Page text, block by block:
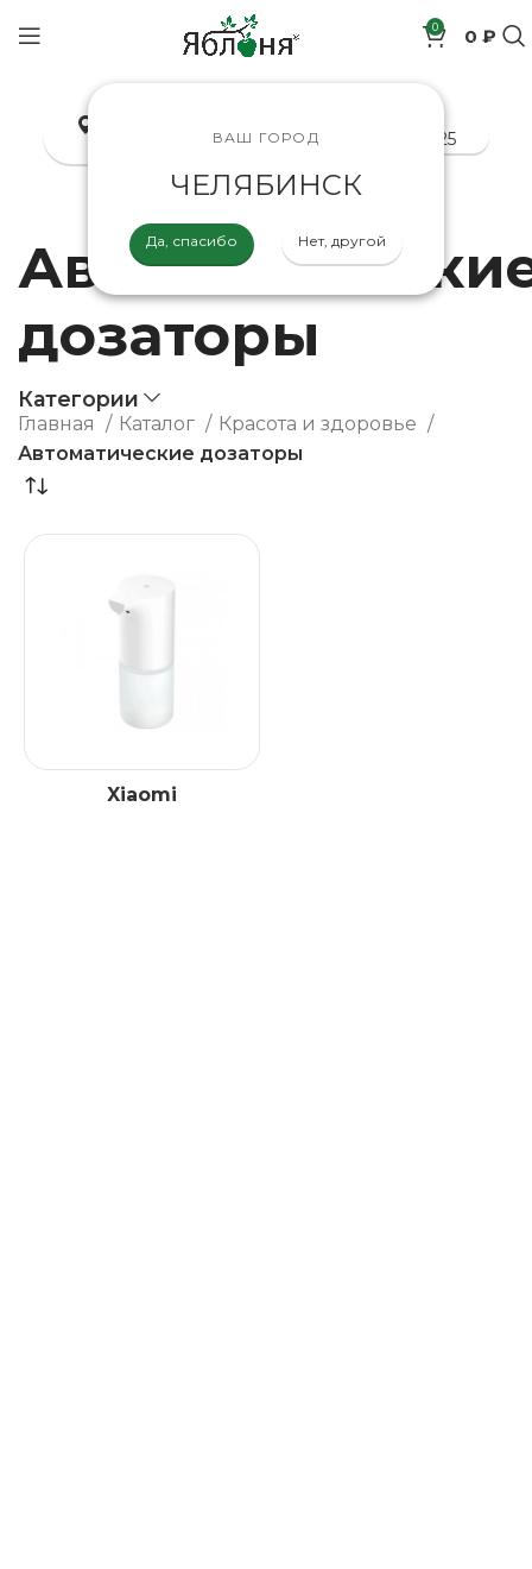
0
позиций0 ₽
ВАШ ГОРОД
ЧЕЛЯБИНСК
Да, спасибо Нет, другой
8-800-200-70-25
дозаторы
Категории
Главная Каталог
Красота и здоровье
Автоматические дозаторы
Xiaomi